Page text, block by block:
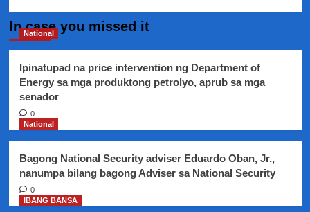
Libreng
sa
mga
In case you missed it
National
Ipinatupad na price intervention ng Department of
Energy sa mga produktong petrolyo, aprub sa mga
senador
0
National
Bagong National Security adviser Eduardo Oban, Jr.,
nanumpa bilang bagong Adviser sa National Security
0
IBANG BANSA